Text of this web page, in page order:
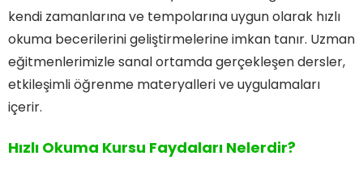
kendi zamanlarına ve tempolarına uygun olarak hızlı
okuma becerilerini geliştirmelerine imkan tanır. Uzman
eğitmenlerimizle sanal ortamda gerçekleşen dersler,
etkileşimli öğrenme materyalleri ve uygulamaları
içerir.
Hızlı Okuma Kursu Faydaları Nelerdir?